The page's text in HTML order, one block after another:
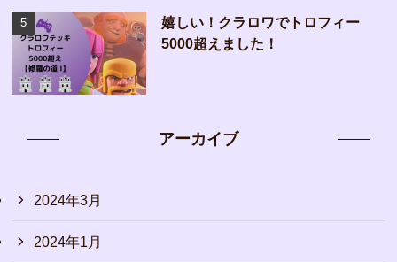
嬉しい！クラロワでトロフィー
5000超えました！
アーカイブ
2024年3月
2024年1月